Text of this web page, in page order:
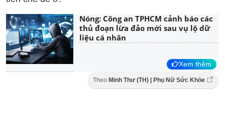
Nóng: Công an TPHCM cảnh báo các
thủ đoạn lừa đảo mới sau vụ lộ dữ
liệu cá nhân
Xem thêm
Theo Minh Thư (TH) | Phụ Nữ Sức Khỏe